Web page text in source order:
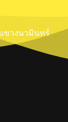
แขวงนวมินทร์